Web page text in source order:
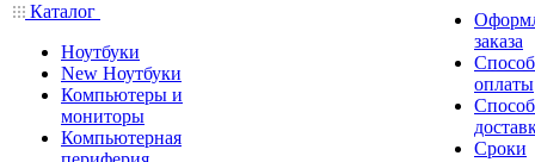
Каталог
Ноутбуки
New Ноутбуки
Компьютеры и
мониторы
Компьютерная
заказа
оплаты
Сроки